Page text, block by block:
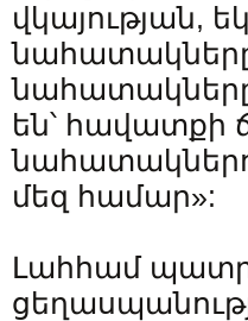
վկայության,
նահատակները
են՝ հավատքի
մեզ համար»:
Լահհամ